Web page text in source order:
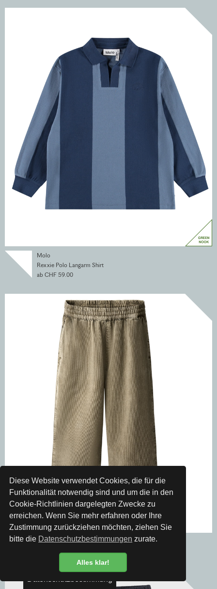
Diese Website verwendet Cookies, die für die
Funktionalität notwendig sind und um die in den
Cookie-Richtlinien dargelegten Zwecke zu
erreichen. Wenn Sie mehr erfahren oder Ihre
Zustimmung zurückziehen möchten, ziehen Sie
bitte die Datenschutzbestimmungen zurate.
Alles klar!
Molo
Rexxie Polo Langarm Shirt
ab CHF 59.00
Molo
Kordhose Aster